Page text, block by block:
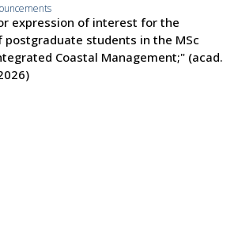
expression of interest for the
postgraduate students in the MSc
Coastal Management;" (acad.